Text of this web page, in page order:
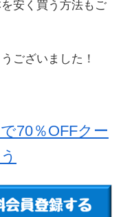
安く買う方法もご
ございました！
70％OFFクー